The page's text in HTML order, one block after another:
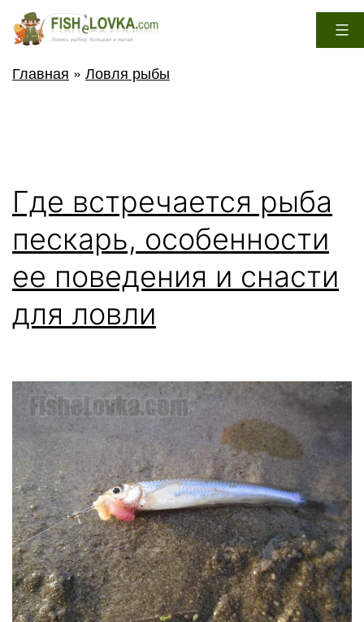
Перейти
FisheLovka.com
Главная » Ловля рыбы
Где встречается рыба
пескарь, особенности
ее поведения и снасти
для ловли